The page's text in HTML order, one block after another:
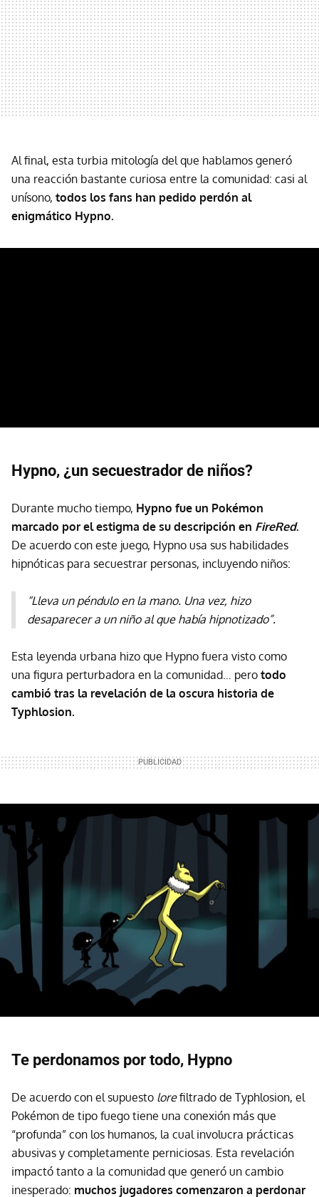
Al final, esta turbia mitología del que hablamos generó
una reacción bastante curiosa entre la comunidad: casi al
unísono, todos los fans han pedido perdón al
enigmático Hypno.
Hypno, ¿un secuestrador de niños?
Durante mucho tiempo, Hypno fue un Pokémon
marcado por el estigma de su descripción en FireRed.
De acuerdo con este juego, Hypno usa sus habilidades
hipnóticas para secuestrar personas, incluyendo niños:
“Lleva un péndulo en la mano. Una vez, hizo
desaparecer a un niño al que había hipnotizado”.
Esta leyenda urbana hizo que Hypno fuera visto como
una figura perturbadora en la comunidad… pero todo
cambió tras la revelación de la oscura historia de
Typhlosion.
Te perdonamos por todo, Hypno
De acuerdo con el supuesto lorefiltrado de Typhlosion, el
Pokémon de tipo fuego tiene una conexión más que
“profunda” con los humanos, la cual involucra prácticas
abusivas y completamente perniciosas. Esta revelación
impactó tanto a la comunidad que generó un cambio
inesperado: muchos jugadores comenzaron a perdonar